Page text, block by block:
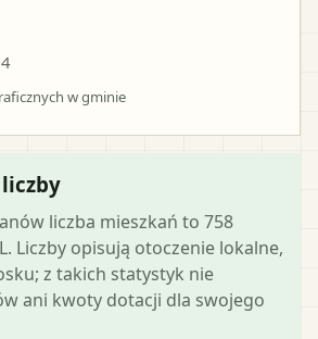
w gminie
liczba mieszkań to 758
Liczby opisują otoczenie lokalne,
z takich statystyk nie
ani kwoty dotacji dla swojego